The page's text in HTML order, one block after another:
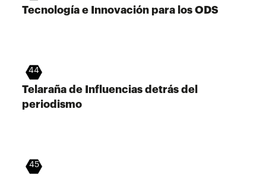
Tecnología e Innovación para los ODS
44
Telaraña de Influencias detrás del
periodismo
45